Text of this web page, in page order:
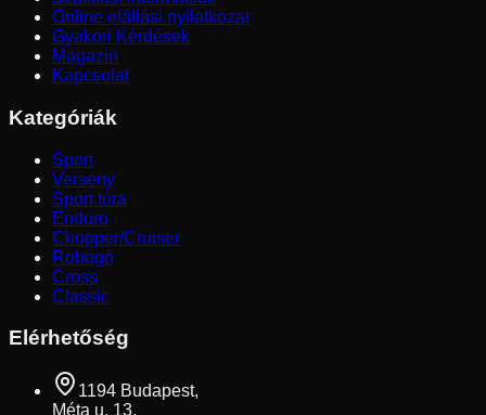
Online elállási nyilatkozat
Gyakori Kérdések
Magazin
Kapcsolat
Kategóriák
Sport
Verseny
Sport túra
Enduro
Chopper/Cruiser
Robogó
Cross
Classic
Elérhetőség
1194 Budapest,
Méta u. 13.